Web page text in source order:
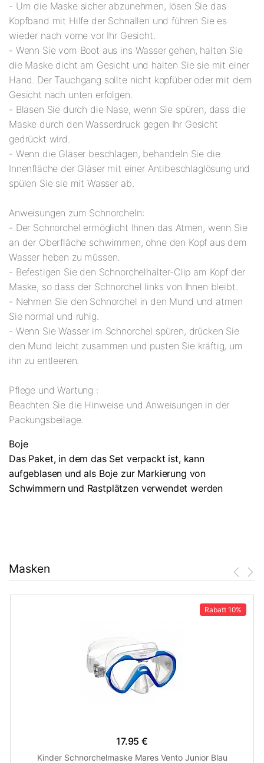
- Um die Maske sicher abzunehmen, lösen Sie das
Kopfband mit Hilfe der Schnallen und führen Sie es
wieder nach vorne vor Ihr Gesicht.
- Wenn Sie vom Boot aus ins Wasser gehen, halten Sie
die Maske dicht am Gesicht und halten Sie sie mit einer
Hand. Der Tauchgang sollte nicht kopfüber oder mit dem
Gesicht nach unten erfolgen.
- Blasen Sie durch die Nase, wenn Sie spüren, dass die
Maske durch den Wasserdruck gegen Ihr Gesicht
gedrückt wird.
- Wenn die Gläser beschlagen, behandeln Sie die
Innenfläche der Gläser mit einer Antibeschlaglösung und
spülen Sie sie mit Wasser ab.
Anweisungen zum Schnorcheln:
- Der Schnorchel ermöglicht Ihnen das Atmen, wenn Sie
an der Oberfläche schwimmen, ohne den Kopf aus dem
Wasser heben zu müssen.
- Befestigen Sie den Schnorchelhalter-Clip am Kopf der
Maske, so dass der Schnorchel links von Ihnen bleibt.
- Nehmen Sie den Schnorchel in den Mund und atmen
Sie normal und ruhig.
- Wenn Sie Wasser im Schnorchel spüren, drücken Sie
den Mund leicht zusammen und pusten Sie kräftig, um
ihn zu entleeren.
Pflege und Wartung :
Beachten Sie die Hinweise und Anweisungen in der
Packungsbeilage.
Boje
Das Paket, in dem das Set verpackt ist, kann
aufgeblasen und als Boje zur Markierung von
Schwimmern und Rastplätzen verwendet werden
Masken
Rabatt 10%
17.95 €
Kinder Schnorchelmaske Mares Vento Junior Blau